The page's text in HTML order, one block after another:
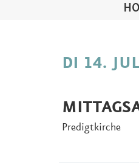
DI 14.
Predigtkirche